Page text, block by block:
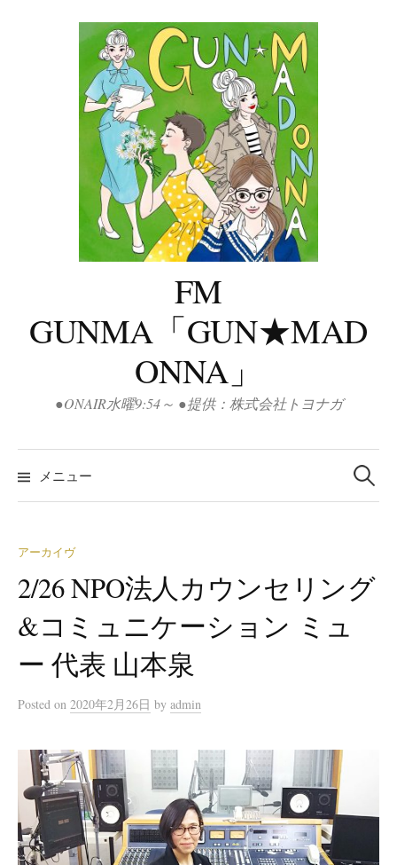
FM
GUNMA「GUN★MAD
ONNA」
●ONAIR水曜9:54～ ●提供：株式会社トヨナガ
メニュー
検
索:
アーカイヴ
2/26 NPO法人カウンセリング
&コミュニケーション ミュ
ー 代表 山本泉
Posted on 2020年2月26日 by admin